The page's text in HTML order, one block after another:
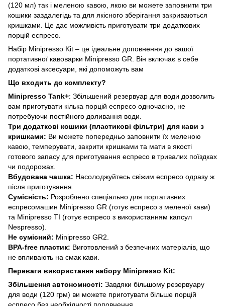
(120 мл) так і меленою кавою, якою ви можете заповнити три
кошики заздалегідь та для якісного зберігання закриваються
кришками. Це дає можливість приготувати три додаткових
порцій еспресо.
Набір Minipresso Kit – це ідеальне доповнення до вашої
портативної кавоварки Minipresso GR. Він включає в себе
додаткові аксесуари, які допоможуть вам
Що входить до комплекту?
Minipresso Tank+: Збільшений резервуар для води дозволить
вам приготувати кілька порцій еспресо одночасно, не
потребуючи постійного доливання води.
Три додаткові кошики (пластикові фільтри) для кави з
кришками: Ви можете попередньо заповнити їх меленою
кавою, темперувати, закрити кришками та мати в якості
готового запасу для приготування еспресо в тривалих поїздках
чи подорожах.
Вбудована чашка: Насолоджуйтесь свіжим еспресо одразу ж
після приготування.
Сумісність: Розроблено спеціально для портативних
еспресомашин Minipresso GR (готує еспресо з меленої кави)
та Minipresso ТІ (готує еспресо з використанням капсул
Nespresso).
Не сумісний: Minipresso GR2.
BPA-free пластик: Виготовлений з безпечних матеріалів, що
не впливають на смак кави.
Переваги використання набору Minipresso Kit:
Збільшення автономності: Завдяки більшому резервуару
для води (120 грм) ви можете приготувати більше порцій
еспресо без необхідності поповнення.